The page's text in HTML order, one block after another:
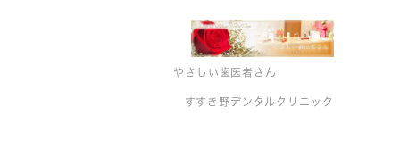
やさしい歯医者さん
すすき野デンタルクリニック